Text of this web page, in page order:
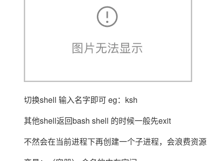
切换shell 输入名字即可 eg：ksh
其他shell返回bash shell 的时候一般先exit
不然会在当前进程下再创建一个子进程，会浪费资源